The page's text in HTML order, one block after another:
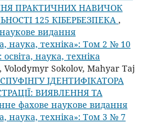
ПРАКТИЧНИХ НАВИЧОК
125 КІБЕРБЕЗПЕКА ,
видання
наука, техніка»: Том 2 № 10
наука, техніка
Sokolov, Mahyar Taj
ІДЕНТИФІКАТОРА
ВИЯВЛЕННЯ ТА
фахове наукове видання
наука, техніка»: Том 3 № 7